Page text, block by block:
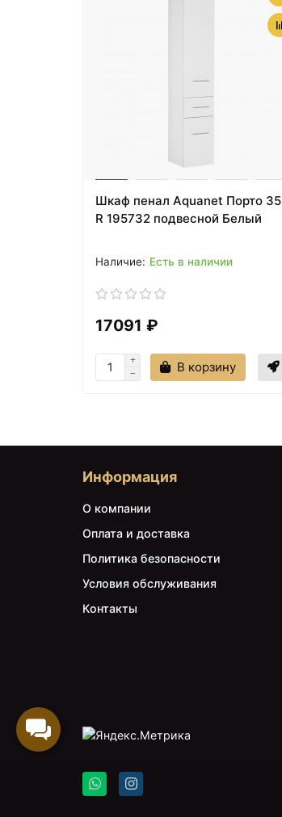
Шкаф пенал Aquanet Порто 35
R 195732 подвесной Белый
Есть в наличии
17091 ₽
В корзину
Информация
О компании
Оплата и доставка
Политика безопасности
Условия обслуживания
Контакты